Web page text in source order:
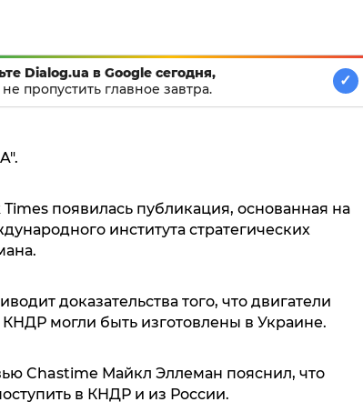
Dialog.ua в Google сегодня,
пропустить главное завтра.
✓
Times появилась публикация, основанная на
института стратегических
доказательства того, что двигатели
могли быть изготовлены в Украине.
Chastime Майкл Эллеман пояснил, что
в КНДР и из России.